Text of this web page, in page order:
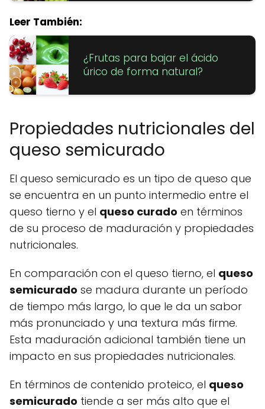
Leer También:
¿Frutas para bajar el ácido
úrico de forma natural?
Propiedades nutricionales del
queso semicurado
El queso semicurado es un tipo de queso que
se encuentra en un punto intermedio entre el
queso tierno y el queso curado en términos
de su proceso de maduración y propiedades
nutricionales.
En comparación con el queso tierno, el queso
semicurado se madura durante un período
de tiempo más largo, lo que le da un sabor
más pronunciado y una textura más firme.
Esta maduración adicional también tiene un
impacto en sus propiedades nutricionales.
En términos de contenido proteico, el queso
semicurado tiende a ser más alto que el